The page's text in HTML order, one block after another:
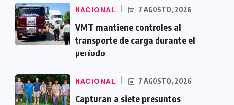
NACIONAL 7 AGOSTO, 2026
VMT mantiene controles al
transporte de carga durante el
período
NACIONAL 7 AGOSTO, 2026
Capturan a siete presuntos